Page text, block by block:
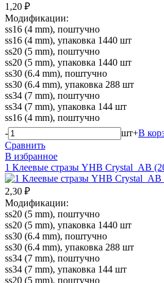
1,20 ₽
Модификации:
ss16 (4 mm), поштучно
ss16 (4 mm), упаковка 1440 шт
ss20 (5 mm), поштучно
ss20 (5 mm), упаковка 1440 шт
ss30 (6.4 mm), поштучно
ss30 (6.4 mm), упаковка 288 шт
ss34 (7 mm), поштучно
ss34 (7 mm), упаковка 144 шт
ss16 (4 mm), поштучно
-
шт+В
Сравнить
В избранное
1 Клеевые стразы YHB Crystal_AB
2,30 ₽
Модификации:
ss20 (5 mm), поштучно
ss20 (5 mm), упаковка 1440 шт
ss30 (6.4 mm), поштучно
ss30 (6.4 mm), упаковка 288 шт
ss34 (7 mm), поштучно
ss34 (7 mm), упаковка 144 шт
ss20 (5 mm), поштучно